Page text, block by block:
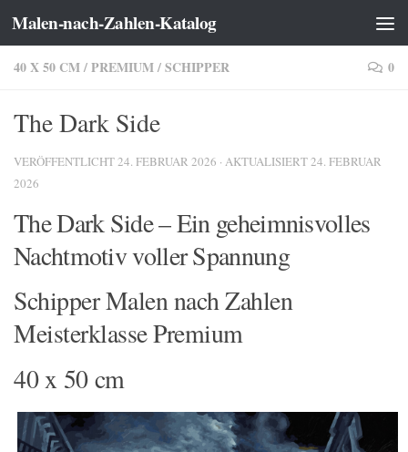
Zum Inhalt springen
Malen-nach-Zahlen-Katalog
40 X 50 CM/PREMIUM/SCHIPPER 0
The Dark Side
VERÖFFENTLICHT24. FEBRUAR 2026 · AKTUALISIERT24. FEBRUAR
2026
The Dark Side – Ein geheimnisvolles
Nachtmotiv voller Spannung
Schipper Malen nach Zahlen
Meisterklasse Premium
40 x 50 cm